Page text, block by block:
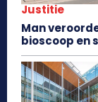
Justitie
Man
bioscoop en